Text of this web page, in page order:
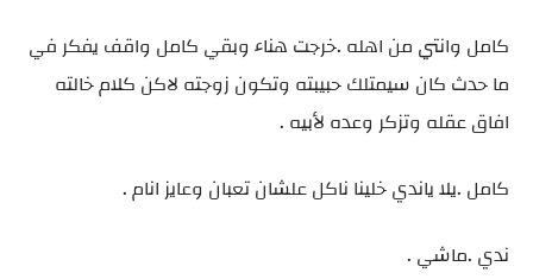
كامل وانتي من اهله .خرجت هناء وبقي كامل واقف يفكر في
ما حدث كان سيمتلك حبيبته وتكون زوجته لاكن كلام خالته
افاق عقله وتزكر وعده لأبيه .
كامل .يلا ياندي خلينا ناكل علشان تعبان وعايز انام .
ندي .ماشي .